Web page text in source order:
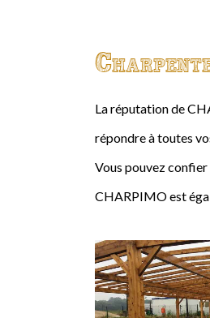
La réputation de
répondre à toutes
Vous pouvez
CHARPIMO est